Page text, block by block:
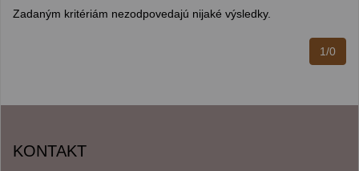
Zadaným kritériám nezodpovedajú nijaké výsledky.
1/0
KONTAKT